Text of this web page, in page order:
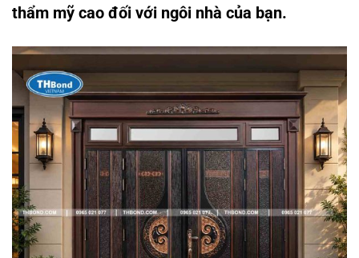
thẩm mỹ cao đối với ngôi nhà của bạn.